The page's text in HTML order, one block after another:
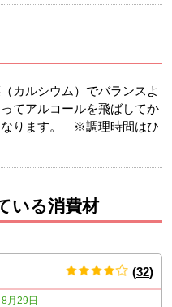
カルシウム）でバランスよ
てアルコールを飛ばしてか
なります。 ※調理時間はひ
いる消費材
(32)
月29日